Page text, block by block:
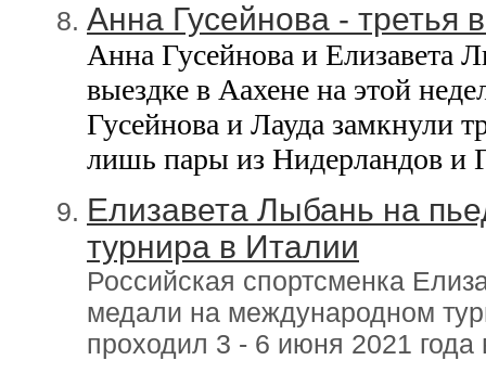
Анна Гусейнова - третья
Анна Гусейнова и Елизавета
выездке в Аахене на этой
Гусейнова и Лауда замкнули
лишь пары из Нидерландов и
Елизавета Лыбань на
турнира в Италии
Российская спортсменка
медали на международном
проходил 3 - 6 июня 2021